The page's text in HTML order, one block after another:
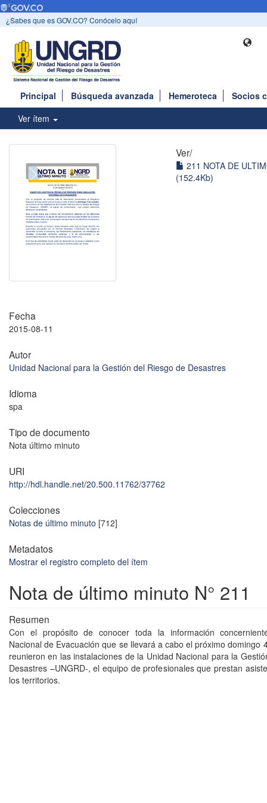
¿Sabes que es GOV.CO? Conócelo aquí
Principal Búsqueda avanzada Hemeroteca
Socios
Ver ítem
Ver/
211 NOTA DE
(152.4Kb)
Fecha
2015-08-11
Autor
Unidad Nacional para la Gestión del Riesgo de Desastres
Idioma
spa
Tipo de documento
Nota último minuto
URI
http://hdl.handle.net/20.500.11762/37762
Colecciones
Notas de último minuto [712]
Metadatos
Mostrar el registro completo del ítem
Nota de último minuto N° 211
Resumen
Con el propósito de conocer toda la información
Nacional de Evacuación que se llevará a cabo el próximo domingo
reunieron en las instalaciones de la Unidad Nacional para la
Desastres –UNGRD-, el equipo de profesionales que prestan
los territorios.